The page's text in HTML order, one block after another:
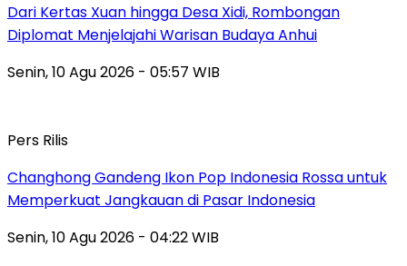
Dari Kertas Xuan hingga Desa Xidi, Rombongan
Diplomat Menjelajahi Warisan Budaya Anhui
Senin, 10 Agu 2026 - 05:57 WIB
Pers Rilis
Changhong Gandeng Ikon Pop Indonesia Rossa untuk
Memperkuat Jangkauan di Pasar Indonesia
Senin, 10 Agu 2026 - 04:22 WIB